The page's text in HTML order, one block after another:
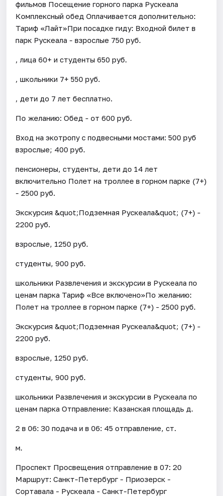
фильмов Посещение горного парка Рускеала
Комплексный обед Оплачивается дополнительно:
Тариф «Лайт»При посадке гиду: Входной билет в
парк Рускеала - взрослые 750 руб.
, лица 60+ и студенты 650 руб.
, школьники 7+ 550 руб.
, дети до 7 лет бесплатно.
По желанию: Обед - от 600 руб.
Вход на экотропу с подвесными мостами: 500 руб
взрослые; 400 руб.
пенсионеры, студенты, дети до 14 лет
включительно Полет на троллее в горном парке (7+)
- 2500 руб.
Экскурсия &quot;Подземная Рускеала&quot; (7+) -
2200 руб.
взрослые, 1250 руб.
студенты, 900 руб.
школьники Развлечения и экскурсии в Рускеала по
ценам парка Тариф «Все включено»По желанию:
Полет на троллее в горном парке (7+) - 2500 руб.
Экскурсия &quot;Подземная Рускеала&quot; (7+) -
2200 руб.
взрослые, 1250 руб.
студенты, 900 руб.
школьники Развлечения и экскурсии в Рускеала по
ценам парка Отправление: Казанская площадь д.
2 в 06: 30 подача и в 06: 45 отправление, ст.
м.
Проспект Просвещения отправление в 07: 20
Маршрут: Санкт-Петербург - Приозерск -
Сортавала - Рускеала - Санкт-Петербург